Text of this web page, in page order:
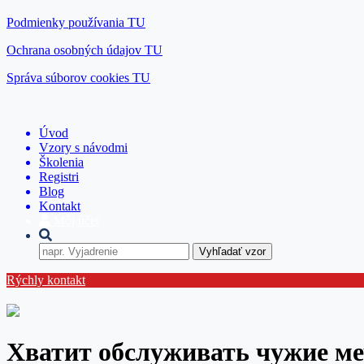
Podmienky používania TU
Ochrana osobných údajov TU
Správa súborov cookies TU
Úvod
Vzory s návodmi
Školenia
Registri
Blog
Kontakt
Vyhľadať vzor
Rýchly kontakt
Хватит обслуживать чужие